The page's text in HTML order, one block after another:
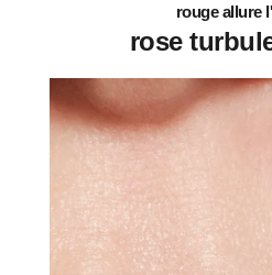
rouge allure